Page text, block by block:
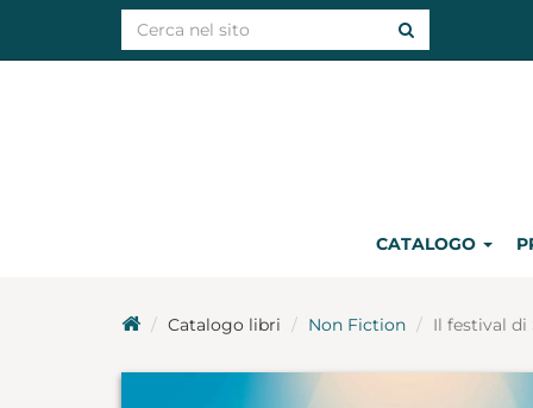
CATALOGO
Catalogo libri Non Fiction Il festival di